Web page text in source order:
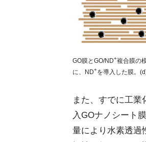
GO膜とGO/ND+複合膜の
に、ND+を導入した膜。
また、すでに工
入GOナノシート
量により水素透過